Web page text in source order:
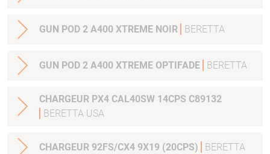
GUN POD 2 A400 XTREME NOIR BERETTA
GUN POD 2 A400 XTREME OPTIFADE BERETTA
CHARGEUR PX4 CAL40SW 14CPS C89132
BERETTA USA
CHARGEUR 92FS/CX4 9X19 (20CPS) BERETTA